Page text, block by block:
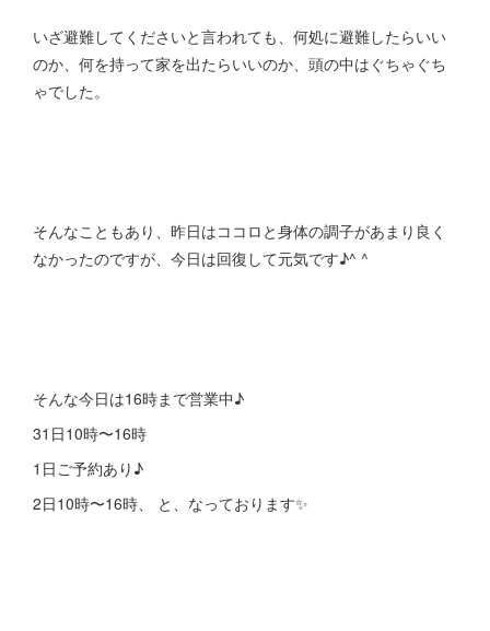
いざ避難してくださいと言われても、何処に避難したらいい
のか、何を持って家を出たらいいのか、頭の中はぐちゃぐち
ゃでした。
そんなこともあり、昨日はココロと身体の調子があまり良く
なかったのですが、今日は回復して元気です♪^ ^
そんな今日は16時まで営業中♪
31日10時〜16時
1日ご予約あり♪
2日10時〜16時、 と、なっております✨